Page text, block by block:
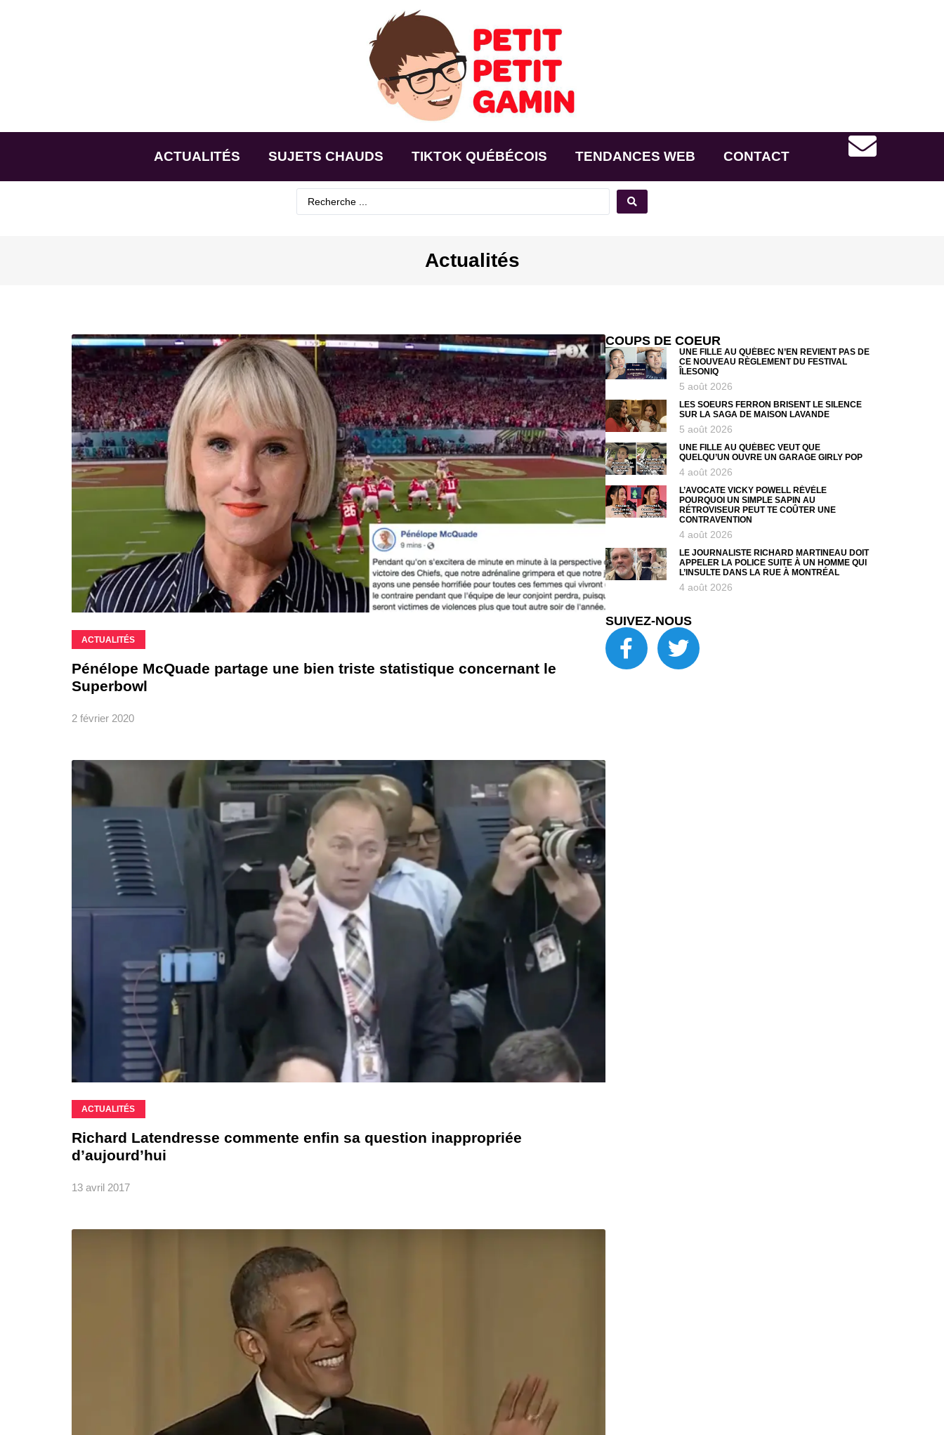
ACTUALITÉS SUJETS CHAUDS TIKTOK QUÉBÉCOIS TENDANCES WEB CONTACT
Actualités
ACTUALITÉS
Pénélope McQuade partage une bien triste statistique concernant le
Superbowl
2 février 2020
ACTUALITÉS
Richard Latendresse commente enfin sa question inappropriée
d’aujourd’hui
13 avril 2017
COUPS DE COEUR
UNE FILLE AU QUÉBEC N’EN REVIENT PAS DE
CE NOUVEAU RÈGLEMENT DU FESTIVAL
ÎLESONIQ
5 août 2026
LES SOEURS FERRON BRISENT LE SILENCE
SUR LA SAGA DE MAISON LAVANDE
5 août 2026
UNE FILLE AU QUÉBEC VEUT QUE
QUELQU’UN OUVRE UN GARAGE GIRLY POP
4 août 2026
L’AVOCATE VICKY POWELL RÉVÈLE
POURQUOI UN SIMPLE SAPIN AU
RÉTROVISEUR PEUT TE COÛTER UNE
CONTRAVENTION
4 août 2026
LE JOURNALISTE RICHARD MARTINEAU DOIT
APPELER LA POLICE SUITE À UN HOMME QUI
L’INSULTE DANS LA RUE À MONTRÉAL
4 août 2026
SUIVEZ-NOUS